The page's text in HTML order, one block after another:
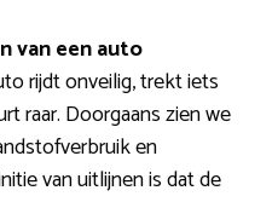
van een auto
rijdt onveilig, trekt iets
raar. Doorgaans zien we
en
van uitlijnen is dat de